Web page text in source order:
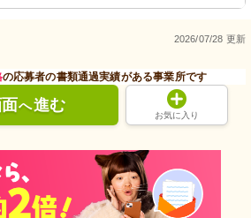
2026/07/28 更新
の応募者の書類通過実績がある事業所です
へ進む
お気に入り